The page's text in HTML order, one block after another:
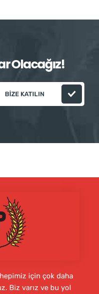
Olacağız!
BIZE KATILIN
için çok daha
Biz varız ve bu yol